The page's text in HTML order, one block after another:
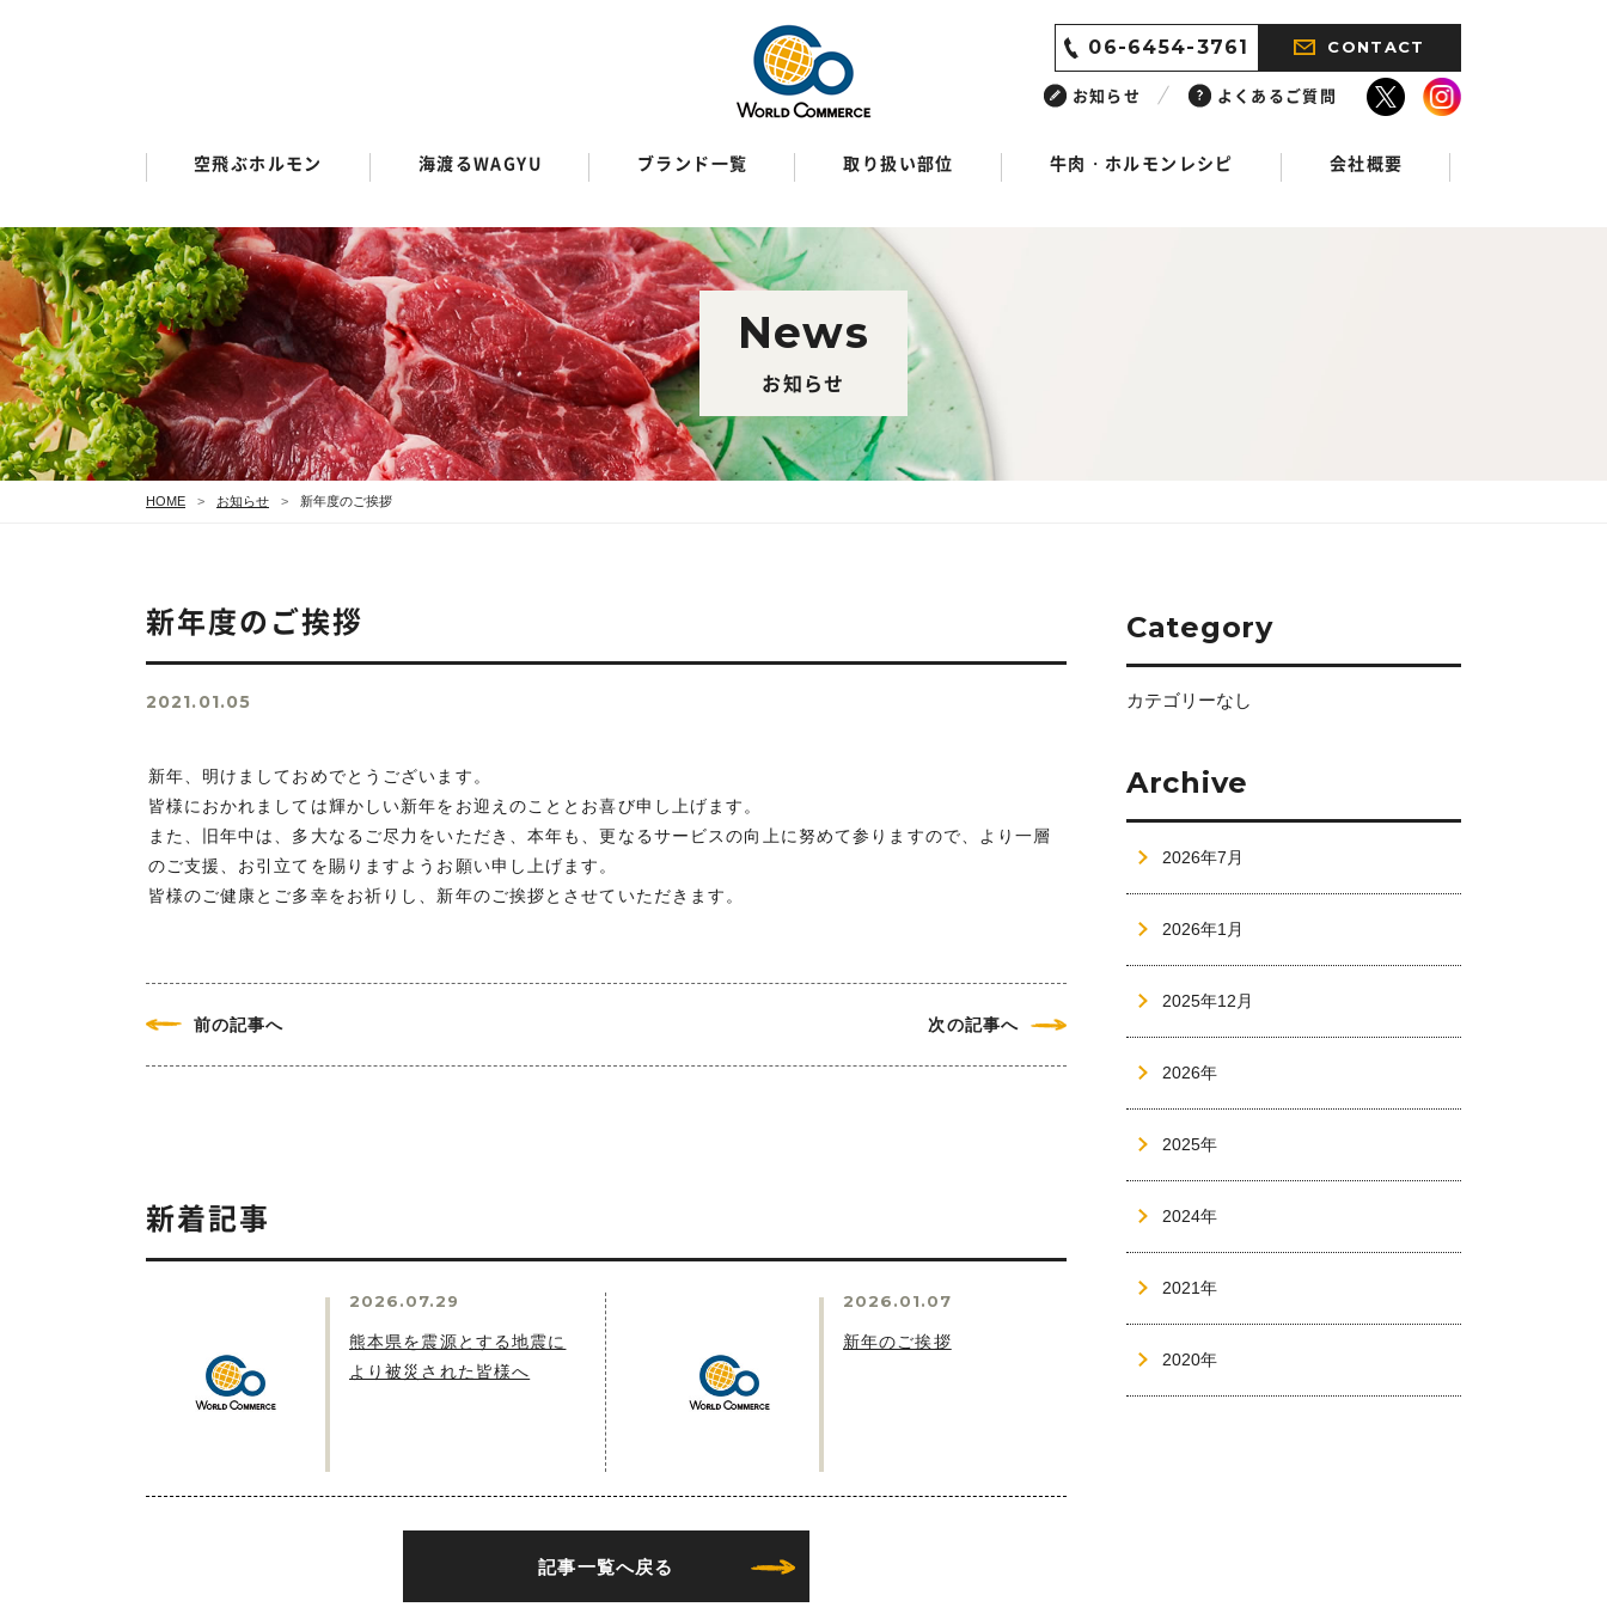
06-6454-3761 CONTACT
空飛ぶホルモン 海渡るWAGYU ブランド一覧 取り扱い部位 牛肉・ホルモンレシピ 会社概要
お知らせ よくあるご質問
News
お知らせ
HOME お知らせ 新年度のご挨拶
新年度のご挨拶
2021.01.05
新年、明けましておめでとうございます。
皆様におかれましては輝かしい新年をお迎えのこととお喜び申し上げます。
また、旧年中は、多大なるご尽力をいただき、本年も、更なるサービスの向上に努めて参りますので、より一層
のご支援、お引立てを賜りますようお願い申し上げます。
皆様のご健康とご多幸をお祈りし、新年のご挨拶とさせていただきます。
前の記事へ 次の記事へ
新着記事
2026.07.29
熊本県を震源とする地震に
より被災された皆様へ
2026.01.07
新年のご挨拶
記事一覧へ戻る
Category
カテゴリーなし
Archive
2026年7月
2026年1月
2025年12月
2026年
2025年
2024年
2021年
2020年